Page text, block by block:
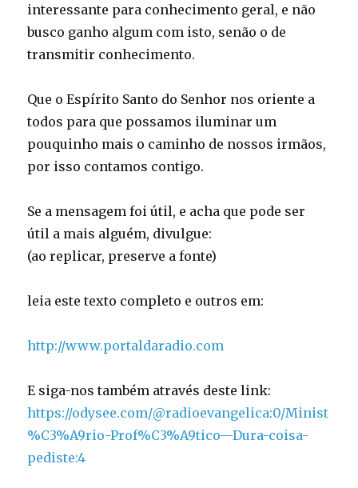
interessante para conhecimento geral, e não
busco ganho algum com isto, senão o de
transmitir conhecimento.
Que o Espírito Santo do Senhor nos oriente a
todos para que possamos iluminar um
pouquinho mais o caminho de nossos irmãos,
por isso contamos contigo.
Se a mensagem foi útil, e acha que pode ser
útil a mais alguém, divulgue:
(ao replicar, preserve a fonte)
leia este texto completo e outros em:
http://www.portaldaradio.com
E siga-nos também através deste link:
https://odysee.com/@radioevangelica:0/Minist
%C3%A9rio-Prof%C3%A9tico—Dura-coisa-
pediste:4